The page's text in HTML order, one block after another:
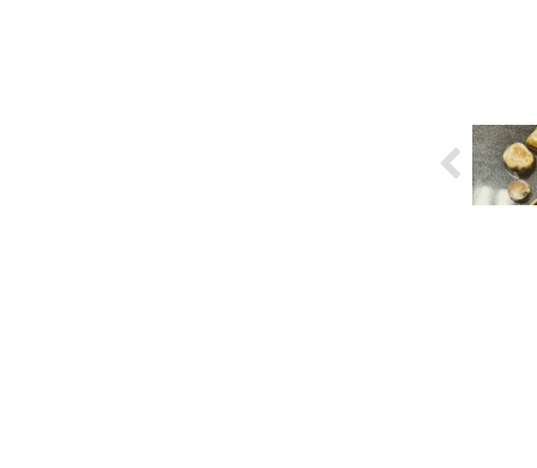
ます。 切